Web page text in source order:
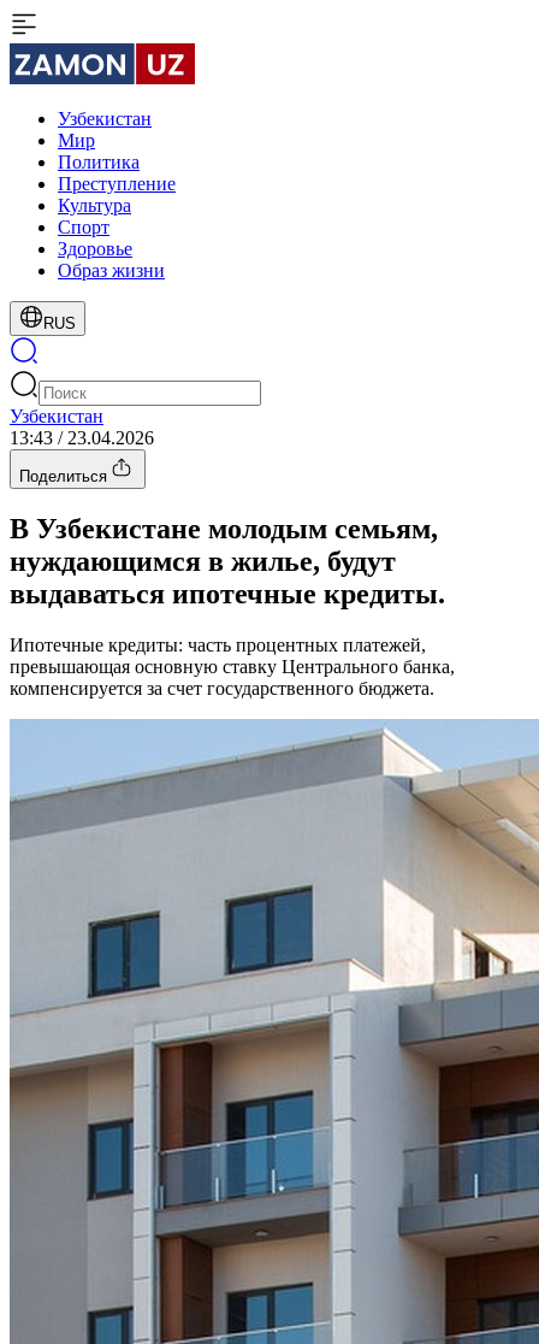
Узбекистан
Мир
Политика
Преступление
Культура
Спорт
Здоровье
Образ жизни
RUS
Узбекистан
13:43 / 23.04.2026
Поделиться
В Узбекистане молодым семьям,
нуждающимся в жилье, будут
выдаваться ипотечные кредиты.
Ипотечные кредиты: часть процентных платежей,
превышающая основную ставку Центрального банка,
компенсируется за счет государственного бюджета.